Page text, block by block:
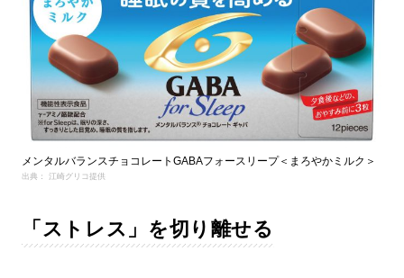
メンタルバランスチョコレートGABAフォースリープ＜まろやかミルク＞
出典： 江崎グリコ提供
「ストレス」を切り離せる